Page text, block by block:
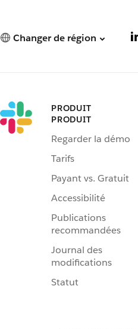
Changer de région
PRODUIT
PRODUIT
Regarder la démo
Tarifs
Payant vs. Gratuit
Accessibilité
Publications
recommandées
Journal des
modifications
Statut